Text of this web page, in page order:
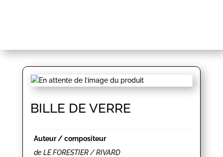
BILLE DE VERRE
Auteur / compositeur
de LE FORESTIER / RIVARD